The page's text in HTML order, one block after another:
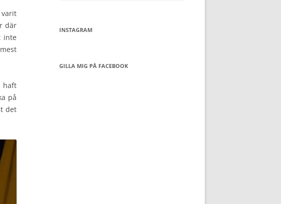
där
inte
haft
på
det
INSTAGRAM
GILLA MIG PÅ FACEBOOK